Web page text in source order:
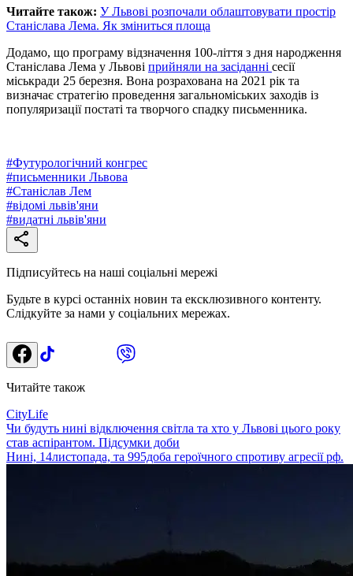
Читайте також: У Львові розпочали облаштовувати простір
Станіслава Лема. Як зміниться площа
Додамо, що програму відзначення 100-ліття з дня народження
Станіслава Лема у Львові прийняли на засіданні сесії
міськради 25 березня. Вона розрахована на 2021 рік та
визначає стратегію проведення загальноміських заходів із
популяризації постаті та творчого спадку письменника.
#Футурологічний конгрес
#письменники Львова
#Станіслав Лем
#відомі львів'яни
#видатні львів'яни
Підписуйтесь на наші соціальні мережі
Будьте в курсі останніх новин та ексклюзивного контенту.
Слідкуйте за нами у соціальних мережах.
Читайте також
CityLife
Чи будуть нині відключення світла та хто у Львові цього року
став аспірантом. Підсумки доби
Нині, 14листопада, та 995доба героїчного спротиву агресії рф.